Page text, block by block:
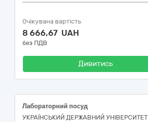
Очікувана вартість
8 666,67 UAH
без ПДВ
Дивитись
Лабораторний посуд
УКРАЇНСЬКИЙ ДЕРЖАВНИЙ УНІВЕРСИТЕТ